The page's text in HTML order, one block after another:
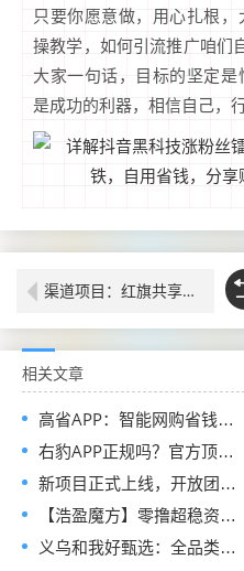
只要你愿意做，用心扎根
操教学，如何引流推广咱们
大家一句话，目标的坚定
是成功的利器，相信自己，
渠道项目：红旗共享汽车（统一出行）
相关文章
高省APP：智能网购省钱与创收新选择，零门槛解锁双重收益官码
右豹APP正规吗？官方顶配邀请码是多少？短剧小说漫剧网盘推广副业怎么做
新项目正式上线，开放团队长入驻通道，首批扶持政策全面释放
【浩盈魔方】零撸超稳资深平台！看高质量广告赚！收益高！良心推荐
义乌和我好甄选：全品类链爆商城正式招募兼职诺干名！免费领产品！